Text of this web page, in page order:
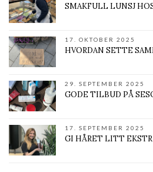
SMAKFULL LUNSJ
17. OKTOBER 2025
HVORDAN SETTE
29. SEPTEMBER 2025
GODE TILBUD PÅ
17. SEPTEMBER 2025
GI HÅRET LITT